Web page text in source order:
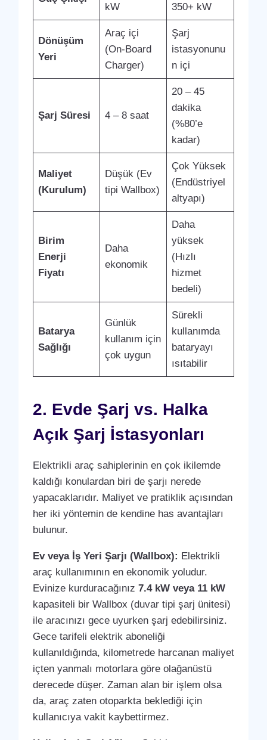
kW 350+ kW
Dönüşüm
Yeri
Araç içi
(On-Board
Charger)
Şarj
istasyonunu
n içi
Şarj Süresi 4 – 8 saat
20 – 45
dakika
(%80’e
kadar)
Maliyet
(Kurulum)
Düşük (Ev
tipi Wallbox)
Çok Yüksek
(Endüstriyel
altyapı)
Birim
Enerji
Fiyatı
Daha
ekonomik
Daha
yüksek
(Hızlı
hizmet
bedeli)
Batarya
Sağlığı
Günlük
kullanım için
çok uygun
Sürekli
kullanımda
bataryayı
ısıtabilir
2. Evde Şarj vs. Halka
Açık Şarj İstasyonları
Elektrikli araç sahiplerinin en çok ikilemde
kaldığı konulardan biri de şarjı nerede
yapacaklarıdır. Maliyet ve pratiklik açısından
her iki yöntemin de kendine has avantajları
bulunur.
Ev veya İş Yeri Şarjı (Wallbox): Elektrikli
araç kullanımının en ekonomik yoludur.
Evinize kurduracağınız 7.4 kW veya 11 kW
kapasiteli bir Wallbox (duvar tipi şarj ünitesi)
ile aracınızı gece uyurken şarj edebilirsiniz.
Gece tarifeli elektrik aboneliği
kullanıldığında, kilometrede harcanan maliyet
içten yanmalı motorlara göre olağanüstü
derecede düşer. Zaman alan bir işlem olsa
da, araç zaten otoparkta beklediği için
kullanıcıya vakit kaybettirmez.